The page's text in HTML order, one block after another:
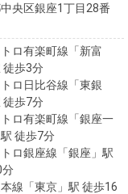
央区銀座1丁目28番
ロ有楽町線「新富
徒歩3分
ロ日比谷線「東銀
徒歩7分
ロ有楽町線「銀座一
徒歩7分
ロ銀座線「銀座」駅
分
線「東京」駅 徒歩16